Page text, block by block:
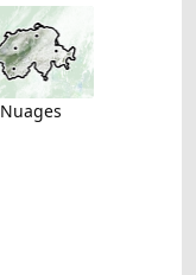
Nuages